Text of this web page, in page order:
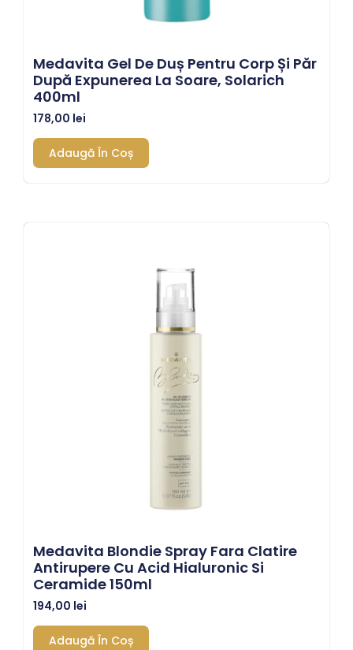
Medavita Gel De Duș Pentru Corp Și Păr
După Expunerea La Soare, Solarich
400ml
178,00 lei
Adaugă În Coș
Medavita Blondie Spray Fara Clatire
Antirupere Cu Acid Hialuronic Si
Ceramide 150ml
194,00 lei
Adaugă În Coș